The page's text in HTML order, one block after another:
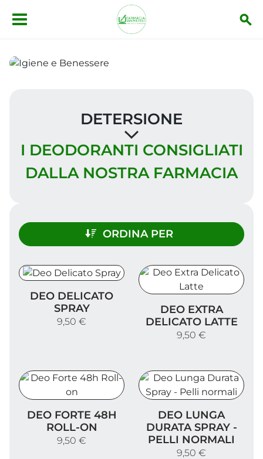
Salta al contenuto principale
DETERSIONE
I DEODORANTI CONSIGLIATI
DALLA NOSTRA FARMACIA
ORDINA PER
DEO DELICATO
SPRAY
9,50 €
DEO EXTRA
DELICATO LATTE
9,50 €
DEO FORTE 48H
ROLL-ON
9,50 €
DEO LUNGA
DURATA SPRAY -
PELLI NORMALI
9,50 €